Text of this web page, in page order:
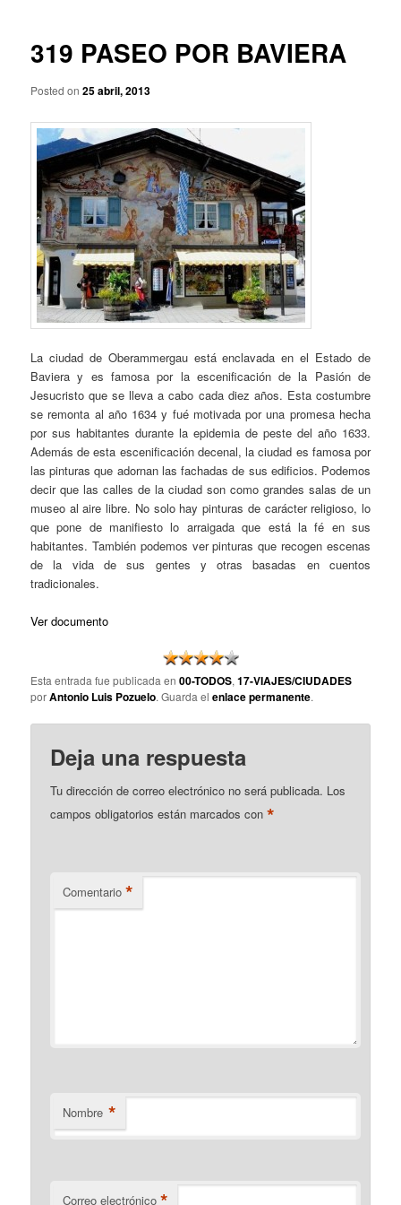
e
g
d
e
e
n
t
r
a
d
a
319 PASEO POR BAVIERA
Posted on25 abril, 2013
La ciudad de Oberammergau está enclavada en el Estado de
Baviera y es famosa por la escenificación de la Pasión de
Jesucristo que se lleva a cabo cada diez años. Esta costumbre
se remonta al año 1634 y fué motivada por una promesa hecha
por sus habitantes durante la epidemia de peste del año 1633.
Además de esta escenificación decenal, la ciudad es famosa por
las pinturas que adornan las fachadas de sus edificios. Podemos
decir que las calles de la ciudad son como grandes salas de un
museo al aire libre. No solo hay pinturas de carácter religioso, lo
que pone de manifiesto lo arraigada que está la fé en sus
habitantes. También podemos ver pinturas que recogen escenas
de la vida de sus gentes y otras basadas en cuentos
tradicionales.
Ver documento
Esta entrada fue publicada en00-TODOS,17-VIAJES/CIUDADES
porAntonio Luis Pozuelo. Guarda elenlace permanente.
Deja una respuesta
Tu dirección de correo electrónico no será publicada. Los
campos obligatorios están marcados con*
Comentario *
Nombre *
Correo electrónico